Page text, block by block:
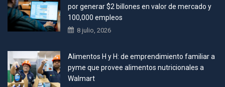
por generar $2 billones en valor de mercado y
100,000 empleos
8 julio, 2026
Alimentos H y H: de emprendimiento familiar a
pyme que provee alimentos nutricionales a
Walmart